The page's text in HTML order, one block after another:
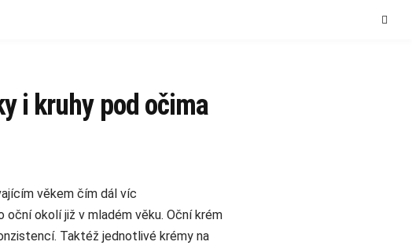
i kruhy pod očima
věkem čím dál víc
okolí již v mladém věku. Oční krém
Taktéž jednotlivé krémy na